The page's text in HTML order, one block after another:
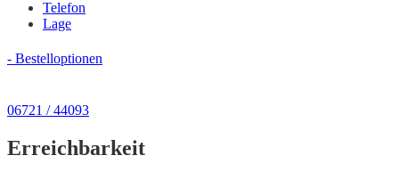
Telefon
Lage
- Bestelloptionen
06721 / 44093
Erreichbarkeit